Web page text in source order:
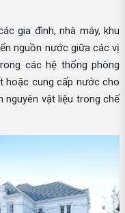
gia đình, nhà máy, khu
nguồn nước giữa các vị
các hệ thống phòng
hoặc cung cấp nước cho
nguyên vật liệu trong chế